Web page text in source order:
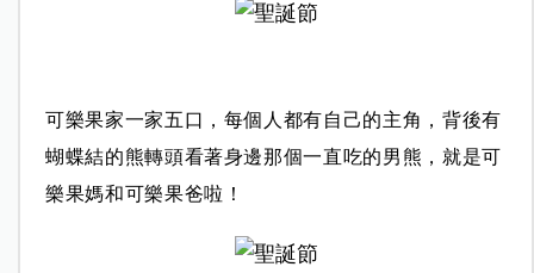
可樂果家一家五口，每個人都有自己的主角，背後有
蝴蝶結的熊轉頭看著身邊那個一直吃的男熊，就是可
樂果媽和可樂果爸啦！